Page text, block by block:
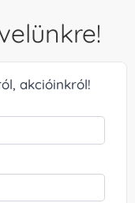
akcióinkról!